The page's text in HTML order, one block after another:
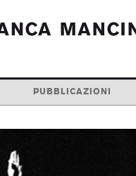
PUBBLICAZIONI